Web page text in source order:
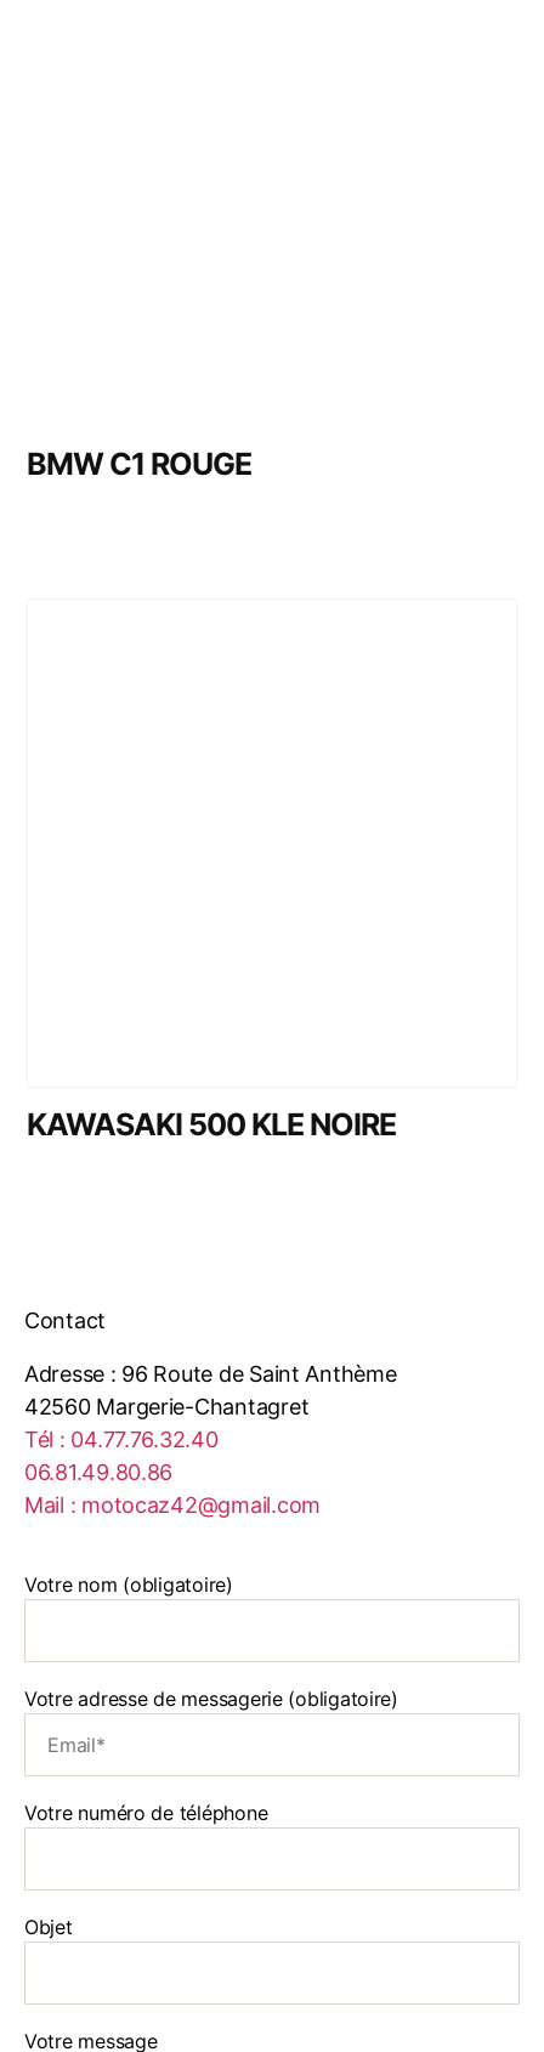
BMW C1 ROUGE
KAWASAKI 500 KLE NOIRE
Contact
Adresse : 96 Route de Saint Anthème
42560 Margerie-Chantagret
Tél : 04.77.76.32.40
06.81.49.80.86
Mail : motocaz42@gmail.com
Votre nom (obligatoire)
Votre adresse de messagerie (obligatoire)
Votre numéro de téléphone
Objet
Votre message